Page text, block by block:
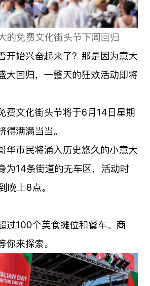
的免费文化街头节下周回归
开始兴奋起来了？那是因为意大
大回归，一整天的狂欢活动即将
费文化街头节将于6月14日星期
得满满当当。
华市民将涌入历史悠久的小意大
为14条街道的无车区，活动时
晚上8点。
过100个美食摊位和餐车、商
你来探索。